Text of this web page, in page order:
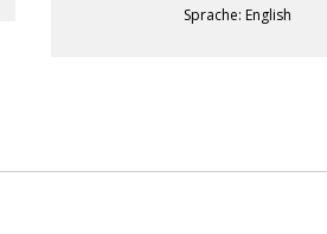
Sprache: English